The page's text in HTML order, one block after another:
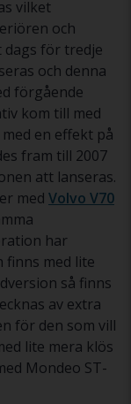
vilket
och
dags för tredje
och denna
förgående
kom till med
en effekt på
fram till 2007
att lanseras.
med Volvo V70
har
finns med lite
så finns
av extra
för den som vill
lite mera klös
Mondeo ST-